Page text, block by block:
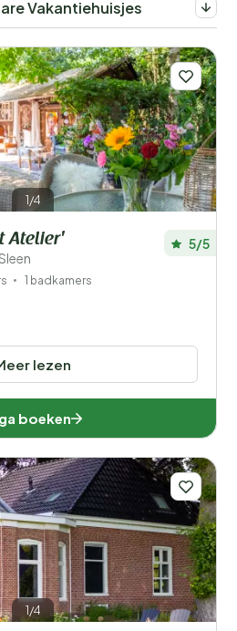
Vakantiehuisjes
1/4
Atelier' 5/5
1 badkamers
lezen
boeken
1/4